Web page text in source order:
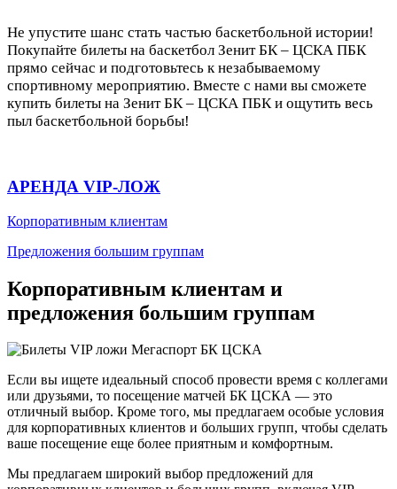
Не упустите шанс стать частью баскетбольной истории!
Покупайте билеты на баскетбол Зенит БК – ЦСКА ПБК
прямо сейчас и подготовьтесь к незабываемому
спортивному мероприятию. Вместе с нами вы сможете
купить билеты на Зенит БК – ЦСКА ПБК и ощутить весь
пыл баскетбольной борьбы!
АРЕНДА VIP-ЛОЖ
Корпоративным клиентам
Предложения большим группам
Корпоративным клиентам и
предложения большим группам
Если вы ищете идеальный способ провести время с коллегами
или друзьями, то посещение матчей БК ЦСКА — это
отличный выбор. Кроме того, мы предлагаем особые условия
для корпоративных клиентов и больших групп, чтобы сделать
ваше посещение еще более приятным и комфортным.
Мы предлагаем широкий выбор предложений для